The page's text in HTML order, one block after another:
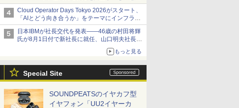
キュリティ専門家
Cloud Operator Days Tokyo 2026がスタート、
「AIとどう向き合うか」をテーマにインフラ運
用の知見を集約
日本IBMが社長交代を発表――46歳の村田将輝
氏が8月1日付で新社長に就任、山口明夫社長は
もっと見る
Special Site
SOUNDPEATSのイヤカフ型
イヤフォン「UU2イヤーカ